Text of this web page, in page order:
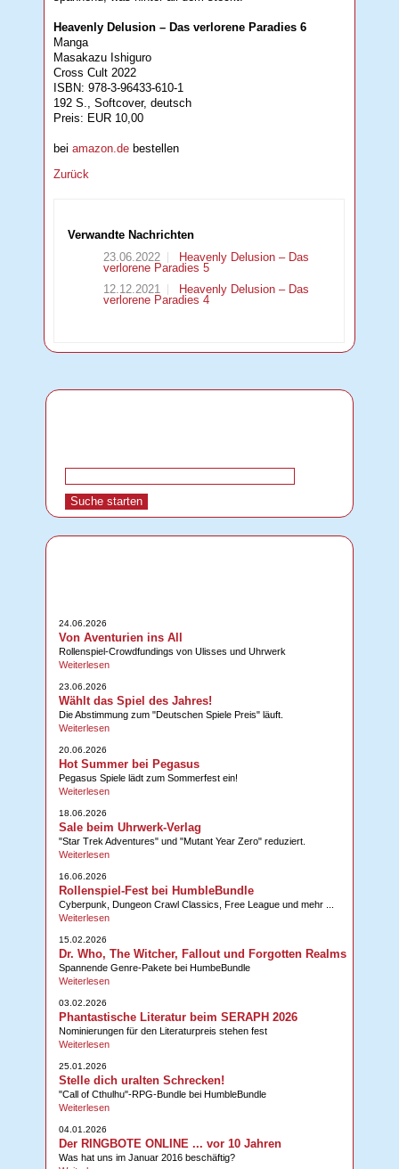
Heavenly Delusion – Das verlorene Paradies 6
Manga
Masakazu Ishiguro
Cross Cult 2022
ISBN: 978-3-96433-610-1
192 S., Softcover, deutsch
Preis: EUR 10,00
beiamazon.de bestellen
Zurück
Verwandte Nachrichten
23.06.2022
Heavenly Delusion – Das
verlorene Paradies 5
12.12.2021
Heavenly Delusion – Das
verlorene Paradies 4
24.06.2026
Von Aventurien ins All
Rollenspiel-Crowdfundings von Ulisses und Uhrwerk
Weiterlesen
23.06.2026
Wählt das Spiel des Jahres!
Die Abstimmung zum "Deutschen Spiele Preis" läuft.
Weiterlesen
20.06.2026
Hot Summer bei Pegasus
Pegasus Spiele lädt zum Sommerfest ein!
Weiterlesen
18.06.2026
Sale beim Uhrwerk-Verlag
"Star Trek Adventures" und "Mutant Year Zero" reduziert.
Weiterlesen
16.06.2026
Rollenspiel-Fest bei HumbleBundle
Cyberpunk, Dungeon Crawl Classics, Free League und mehr ...
Weiterlesen
15.02.2026
Dr. Who, The Witcher, Fallout und Forgotten Realms
Spannende Genre-Pakete bei HumbeBundle
Weiterlesen
03.02.2026
Phantastische Literatur beim SERAPH 2026
Nominierungen für den Literaturpreis stehen fest
Weiterlesen
25.01.2026
Stelle dich uralten Schrecken!
"Call of Cthulhu"-RPG-Bundle bei HumbleBundle
Weiterlesen
04.01.2026
Der RINGBOTE ONLINE ... vor 10 Jahren
Was hat uns im Januar 2016 beschäftig?